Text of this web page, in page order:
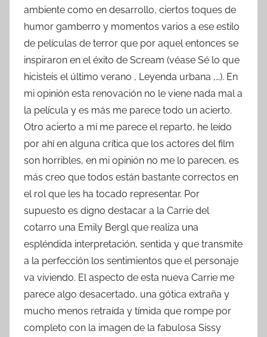
ambiente como en desarrollo, ciertos toques de
humor gamberro y momentos varios a ese estilo
de películas de terror que por aquel entonces se
inspiraron en el éxito de Scream (véase Sé lo que
hicisteis el último verano , Leyenda urbana ,…). En
mi opinión esta renovación no le viene nada mal a
la película y es más me parece todo un acierto.
Otro acierto a mí me parece el reparto, he leído
por ahí en alguna crítica que los actores del film
son horribles, en mi opinión no me lo parecen, es
más creo que todos están bastante correctos en
el rol que les ha tocado representar. Por
supuesto es digno destacar a la Carrie del
cotarro una Emily Bergl que realiza una
espléndida interpretación, sentida y que transmite
a la perfección los sentimientos que el personaje
va viviendo. El aspecto de esta nueva Carrie me
parece algo desacertado, una gótica extraña y
mucho menos retraída y tímida que rompe por
completo con la imagen de la fabulosa Sissy